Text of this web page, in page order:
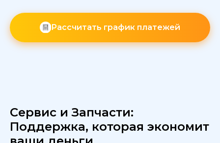
Рассчитать график платежей
Сервис и Запчасти:
Поддержка, которая экономит